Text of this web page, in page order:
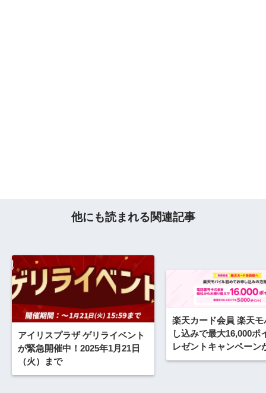
他にも読まれる関連記事
アイリスプラザ ゲリライベント
が緊急開催中！2025年1月21日
（火）まで
楽天カード会員 楽天モ
し込みで最大16,000ポ
レゼントキャンペーン
中！2024年2月1日（木